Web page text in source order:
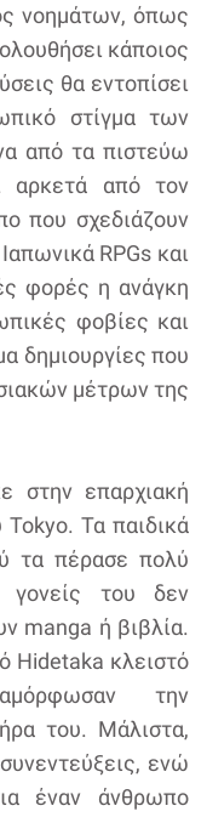
νοημάτων, όπως
κάποιος
θα εντοπίσει
στίγμα των
από τα πιστεύω
αρκετά από τον
που σχεδιάζουν
RPGs και
φορές η ανάγκη
φοβίες και
δημιουργίες που
μέτρων της
στην επαρχιακή
Tokyo. Τα παιδικά
τα πέρασε πολύ
του δεν
manga ή βιβλία.
Hidetaka κλειστό
την
του. Μάλιστα,
ενώ
έναν άνθρωπο